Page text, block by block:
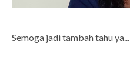
Semoga jadi tambah tahu ya...